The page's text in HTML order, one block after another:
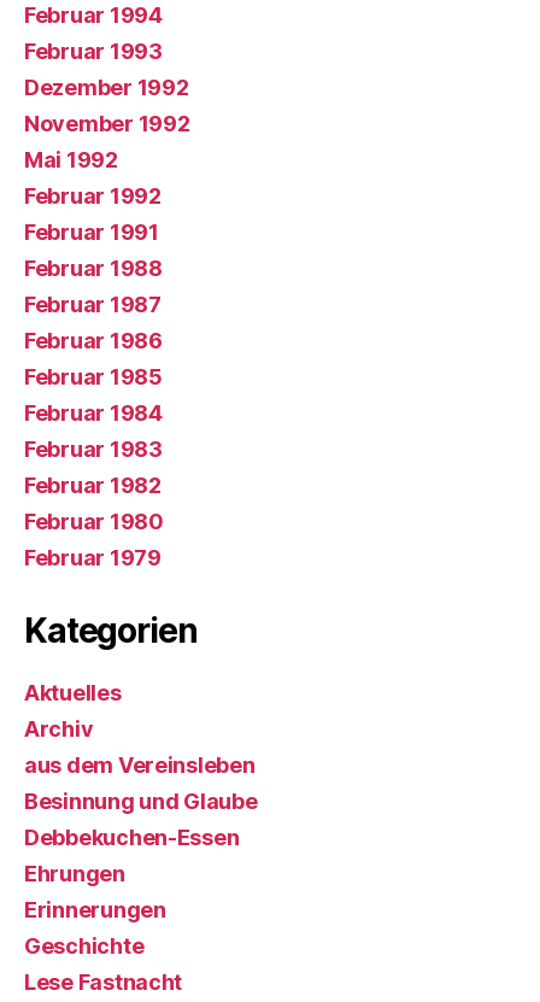
Februar 1994
Februar 1993
Dezember 1992
November 1992
Mai 1992
Februar 1992
Februar 1991
Februar 1988
Februar 1987
Februar 1986
Februar 1985
Februar 1984
Februar 1983
Februar 1982
Februar 1980
Februar 1979
Kategorien
Aktuelles
Archiv
aus dem Vereinsleben
Besinnung und Glaube
Debbekuchen-Essen
Ehrungen
Erinnerungen
Geschichte
Lese Fastnacht